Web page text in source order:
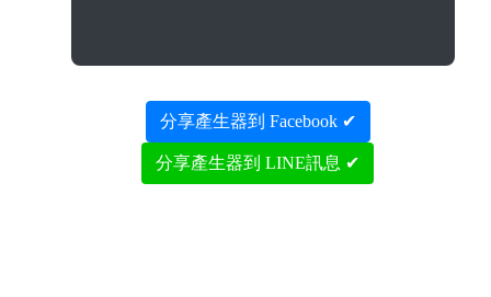
分享產生器到 Facebook ✔
分享產生器到 LINE訊息 ✔